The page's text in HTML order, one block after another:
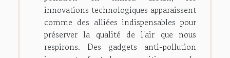
innovations technologiques apparaissent
comme des alliées indispensables pour
préserver la qualité de l'air que nous
respirons. Des gadgets anti-pollution